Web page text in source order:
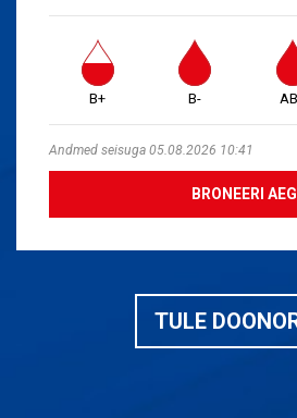
B+ B-
Andmed seisuga 05.08.2026 10:41
BRONEERI AEG
TULE